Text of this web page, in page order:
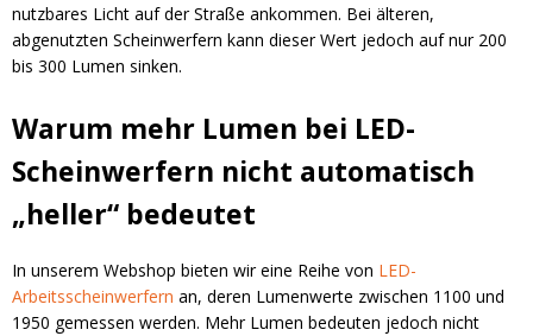
nutzbares Licht auf der Straße ankommen. Bei älteren,
abgenutzten Scheinwerfern kann dieser Wert jedoch auf nur 200
bis 300 Lumen sinken.
Warum mehr Lumen bei LED-
Scheinwerfern nicht automatisch
„heller“ bedeutet
In unserem Webshop bieten wir eine Reihe von LED-
Arbeitsscheinwerfern an, deren Lumenwerte zwischen 1100 und
1950 gemessen werden. Mehr Lumen bedeuten jedoch nicht